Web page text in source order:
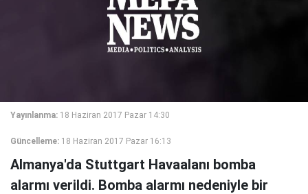
Yayınlanma: 18 Haziran 2017 Pazar 14:30
Güncelleme: 18 Haziran 2017 Pazar 16:13
Almanya'da Stuttgart Havaalanı bomba
alarmı verildi. Bomba alarmı nedeniyle bir